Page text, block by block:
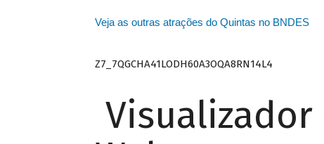
Veja as outras atrações do Quintas no BNDES
Z7_7QGCHA41LODH60A3OQA8RN14L4